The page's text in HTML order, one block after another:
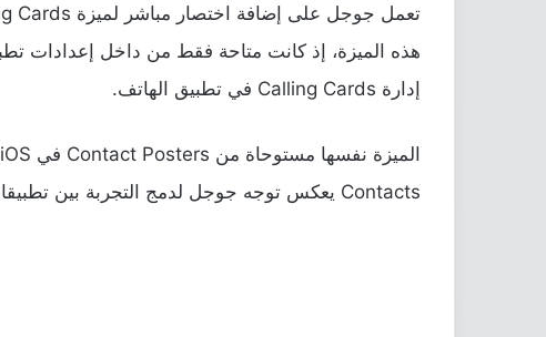
إدارة Calling Cards في تطبيق الهاتف.
Contacts يعكس توجه جوجل لدمج التجربة بين تطبيقات النظام بدل توزيعها بشكل منفصل، وهو ما كان أحد أبرز مطالب المستخدمين منذ إطلاقها.